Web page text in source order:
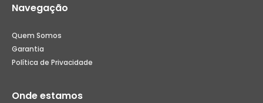
Navegação
Quem Somos
Garantia
Política de Privacidade
Onde estamos